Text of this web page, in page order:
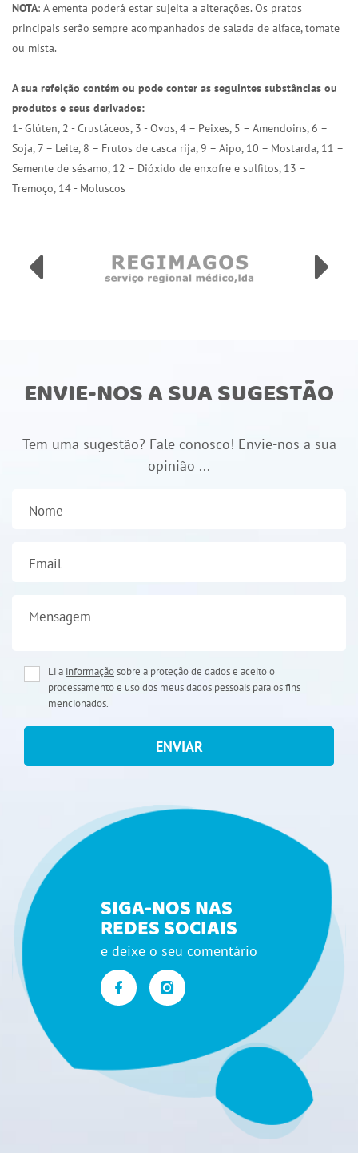
NOTA: A ementa poderá estar sujeita a alterações. Os pratos
principais serão sempre acompanhados de salada de alface, tomate
ou mista.
A sua refeição contém ou pode conter as seguintes substâncias ou
produtos e seus derivados:
1- Glúten, 2 - Crustáceos, 3 - Ovos, 4 – Peixes, 5 – Amendoins, 6 –
Soja, 7 – Leite, 8 – Frutos de casca rija, 9 – Aipo, 10 – Mostarda, 11 –
Semente de sésamo, 12 – Dióxido de enxofre e sulfitos, 13 –
Tremoço, 14 - Moluscos
ENVIE-NOS A SUA SUGESTÃO
Tem uma sugestão? Fale conosco! Envie-nos a sua
opinião ...
Nome
Email
Mensagem
Li a informaçãosobre a proteção de dados e aceito o
processamento e uso dos meus dados pessoais para os fins
mencionados.
ENVIAR
SIGA-NOS NAS
REDES SOCIAIS
e deixe o seu comentário